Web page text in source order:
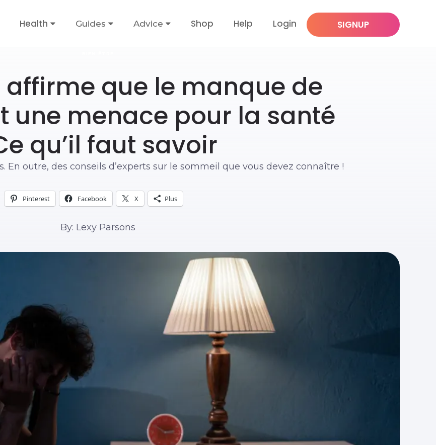
Health Guides Advice Shop Help Login SIGNUP
affirme que le manque de
une menace pour la santé
qu’il faut savoir
En outre, des conseils d’experts sur le sommeil que vous devez connaître !
Pinterest Facebook X Plus
By: Lexy Parsons